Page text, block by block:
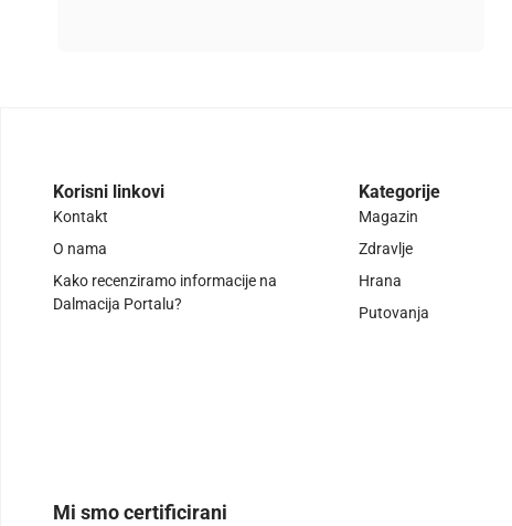
Korisni linkovi
Kontakt
O nama
Kako recenziramo informacije na
Dalmacija Portalu?
Kategorije
Magazin
Zdravlje
Hrana
Putovanja
Mi smo certificirani